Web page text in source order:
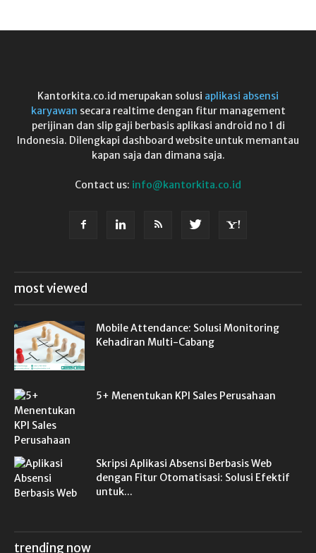
Kantorkita.co.id merupakan solusi aplikasi absensi
karyawan secara realtime dengan fitur management
perijinan dan slip gaji berbasis aplikasi android no 1 di
Indonesia. Dilengkapi dashboard website untuk memantau
kapan saja dan dimana saja.
Contact us: info@kantorkita.co.id
most viewed
Mobile Attendance: Solusi Monitoring
Kehadiran Multi-Cabang
5+ Menentukan KPI Sales Perusahaan
Skripsi Aplikasi Absensi Berbasis Web
dengan Fitur Otomatisasi: Solusi Efektif
untuk...
trending now